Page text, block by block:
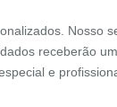
Nosso
receberão
e